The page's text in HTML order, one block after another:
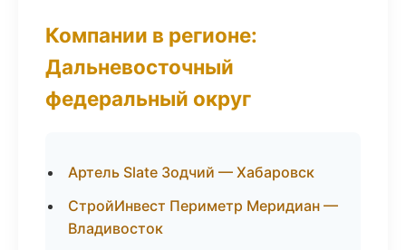
Компании в регионе:
Дальневосточный
федеральный округ
Артель Slate Зодчий — Хабаровск
СтройИнвест Периметр Меридиан —
Владивосток